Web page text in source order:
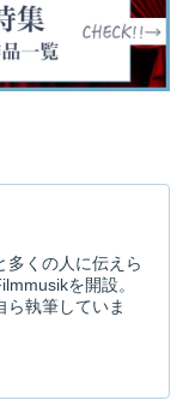
多くの人に伝えら
を開設。
ら執筆していま